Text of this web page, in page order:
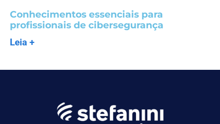
Conhecimentos essenciais para
profissionais de cibersegurança
Leia +